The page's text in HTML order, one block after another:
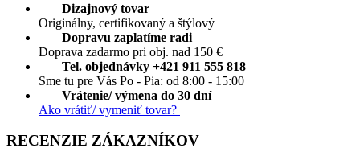
Dizajnový tovar
Originálny, certifikovaný a štýlový
Dopravu zaplatíme radi
Doprava zadarmo pri obj. nad 150 €
Tel. objednávky +421 911 555 818
Sme tu pre Vás Po - Pia: od 8:00 - 15:00
Vrátenie/ výmena do 30 dní
Ako vrátiť/ vymeniť tovar?
RECENZIE ZÁKAZNÍKOV